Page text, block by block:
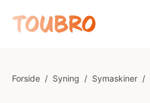
Forside / Syning / Symaskiner /